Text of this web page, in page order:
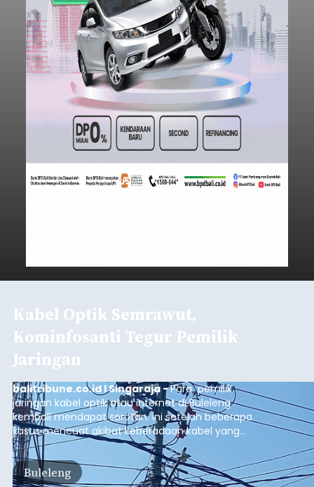
Kabel Optik Semrawut,
Kominfosanti Tegur Pemilik
Jaringan
balitribune.co.id I Singaraja -Para pemilik
jaringan kabel optik atau internet di Buleleng
kembali mendapat sorotan. Ini setelah beberapa
kasus mencuat akibat keberadaan kabel yang
terpasang sembarangan. Bahkan nyaris
membuat celaka setelah pengendara sepeda
motor terjatuh akibat lehernya terlilit kabel yang
Buleleng